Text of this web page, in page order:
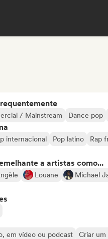
/ Mainstream Dance pop
internacional Pop latino Rap
a artistas como...
Louane Michael
em vídeo ou podcast Criar um